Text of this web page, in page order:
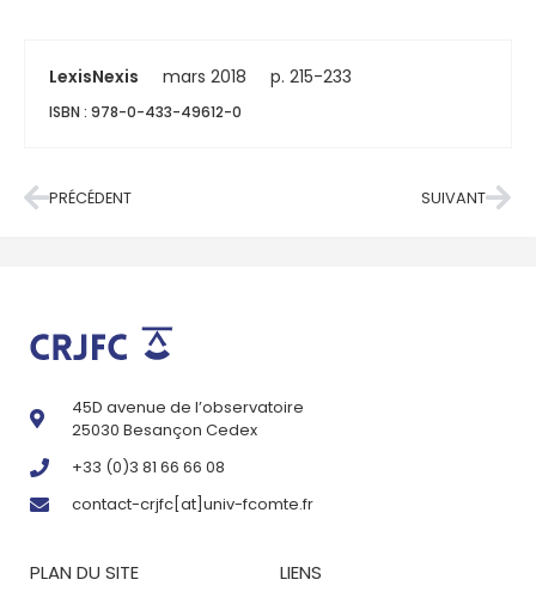
LexisNexis mars 2018 p. 215-233
ISBN : 978-0-433-49612-0
PRÉCÉDENT SUIVANT
45D avenue de l’observatoire
25030 Besançon Cedex
+33 (0)3 81 66 66 08
contact-crjfc[at]univ-fcomte.fr
PLAN DU SITE LIENS